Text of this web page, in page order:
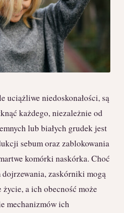
uciążliwe niedoskonałości, są
każdego, niezależnie od
lub białych grudek jest
sebum oraz zablokowania
komórki naskórka. Choć
zaskórniki mogą
życie, a ich obecność może
mechanizmów ich